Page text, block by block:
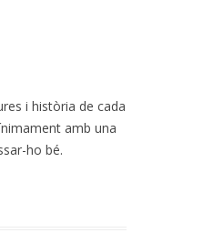
i història de cada
amb una
ho bé.